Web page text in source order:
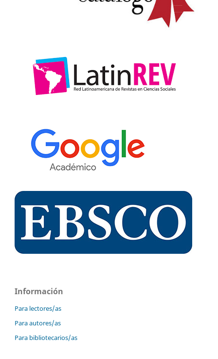
Información
Para lectores/as
Para autores/as
Para bibliotecarios/as